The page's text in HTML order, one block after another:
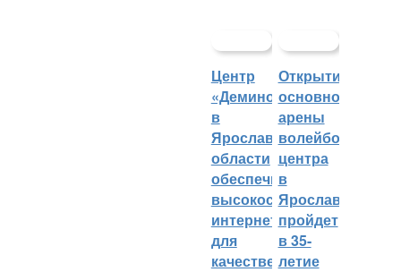
Центр
«Демино»
в
Ярославской
области
обеспечивают
высокоскоростным
интернетом
для
качественных
Открытие
основной
арены
волейбольного
центра
в
Ярославле
пройдет
в 35-
летие